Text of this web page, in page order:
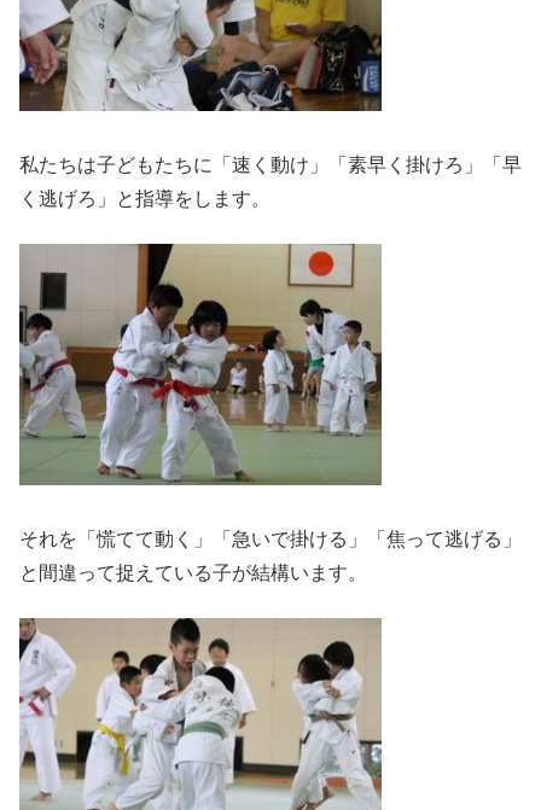
私たちは子どもたちに「速く動け」「素早く掛けろ」「早
く逃げろ」と指導をします。
それを「慌てて動く」「急いで掛ける」「焦って逃げる」
と間違って捉えている子が結構います。